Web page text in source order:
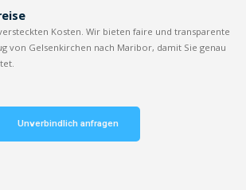
Kosten. Wir bieten faire und transparente
von Gelsenkirchen nach Maribor, damit Sie genau
Unverbindlich anfragen